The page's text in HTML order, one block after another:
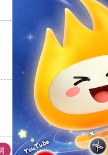
风驰加速器 旋风加